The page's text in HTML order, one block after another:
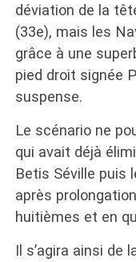
déviation de la
(33e), mais les
grâce à une
pied droit signée
suspense.
Le scénario ne
qui avait déjà
Betis Séville puis
après
huitièmes et en
Il s’agira ainsi de